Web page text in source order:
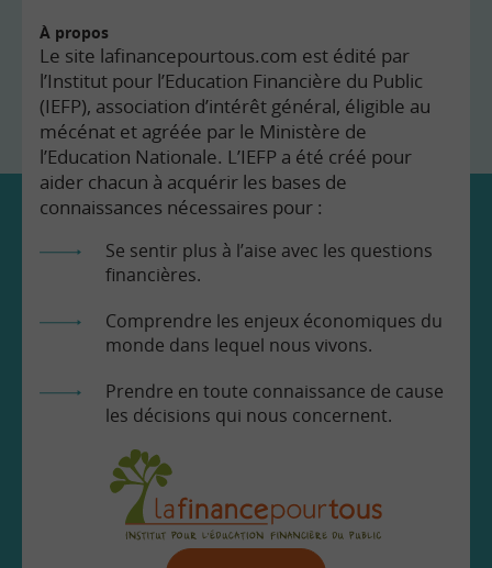
À propos
Le site lafinancepourtous.com est édité par
l’Institut pour l’Education Financière du Public
(IEFP), association d’intérêt général, éligible au
mécénat et agréée par le Ministère de
l’Education Nationale. L’IEFP a été créé pour
aider chacun à acquérir les bases de
connaissances nécessaires pour :
Se sentir plus à l’aise avec les questions
financières.
Comprendre les enjeux économiques du
monde dans lequel nous vivons.
Prendre en toute connaissance de cause
les décisions qui nous concernent.